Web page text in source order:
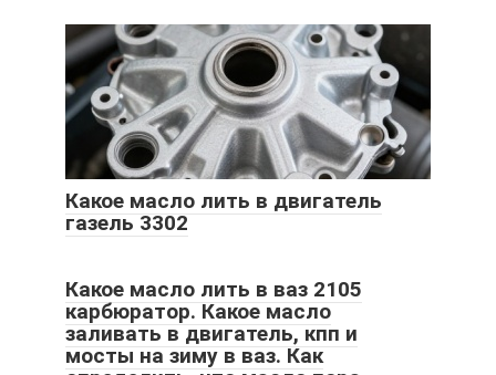
Какое масло лить в двигатель
газель 3302
Какое масло лить в ваз 2105
карбюратор. Какое масло
заливать в двигатель, кпп и
мосты на зиму в ваз. Как